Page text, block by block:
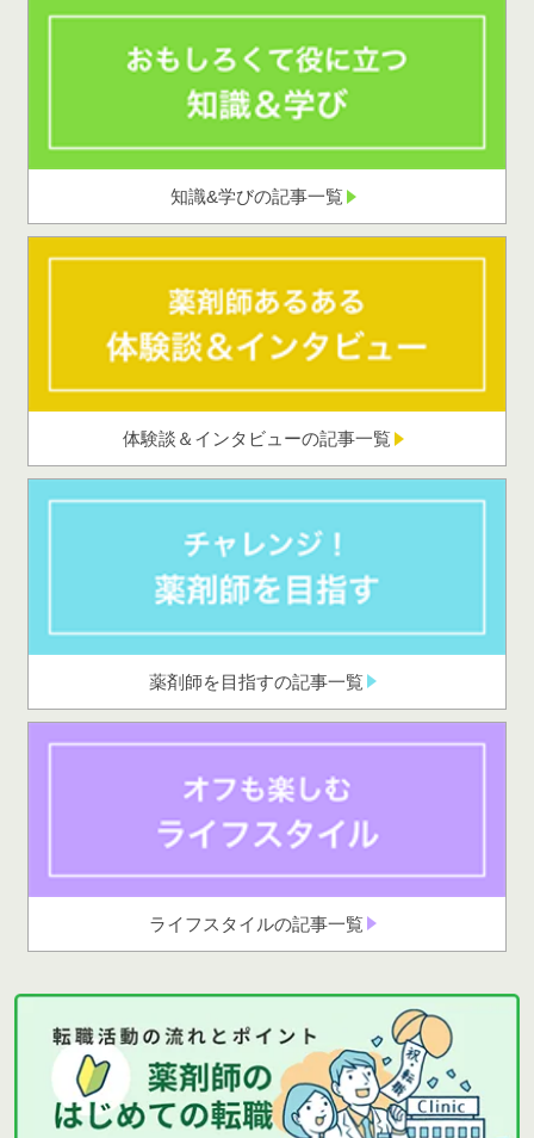
知識&学びの記事一覧
体験談＆インタビューの記事一覧
薬剤師を目指すの記事一覧
ライフスタイルの記事一覧